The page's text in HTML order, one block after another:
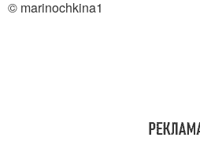
© marinochkina1